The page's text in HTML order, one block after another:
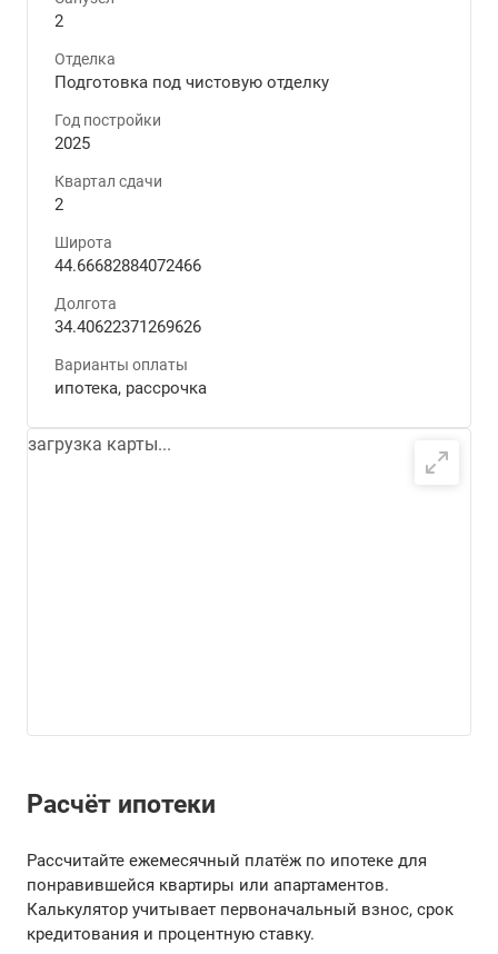
2
Отделка
Подготовка под чистовую отделку
Год постройки
2025
Квартал сдачи
2
Широта
44.66682884072466
Долгота
34.40622371269626
Варианты оплаты
ипотека, рассрочка
загрузка карты...
Расчёт ипотеки
Рассчитайте ежемесячный платёж по ипотеке для
понравившейся квартиры или апартаментов.
Калькулятор учитывает первоначальный взнос, срок
кредитования и процентную ставку.